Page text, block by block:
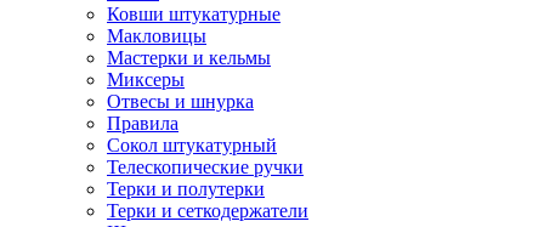
Ковши штукатурные
Макловицы
Мастерки и кельмы
Миксеры
Отвесы и шнурка
Правила
Сокол штукатурный
Телескопические ручки
Терки и полутерки
Терки и сеткодержатели